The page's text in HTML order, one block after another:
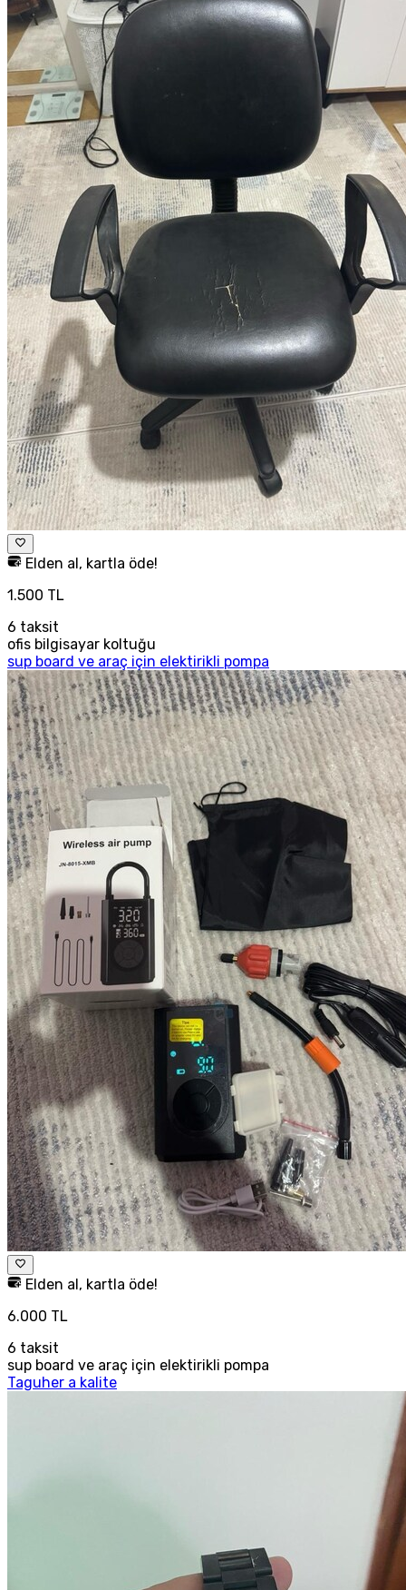
Elden al, kartla öde!
1.500 TL
6 taksit
ofis bilgisayar koltuğu
sup board ve araç için elektirikli pompa
Elden al, kartla öde!
6.000 TL
6 taksit
sup board ve araç için elektirikli pompa
Taguher a kalite